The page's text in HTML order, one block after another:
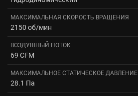
МАКСИМАЛЬНАЯ СКОРОСТЬ ВРАЩЕНИЯ
2150 об/мин
ВОЗДУШНЫЙ ПОТОК
69 CFM
МАКСИМАЛЬНОЕ СТАТИЧЕСКОЕ ДАВЛЕНИЕ
28.1 Па